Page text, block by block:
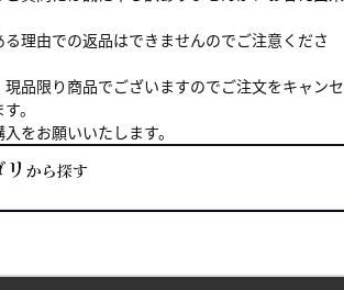
る理由での返品はできませんのでご注意くださ
現品限り商品でございますのでご注文をキャンセ
。
をお願いいたします。